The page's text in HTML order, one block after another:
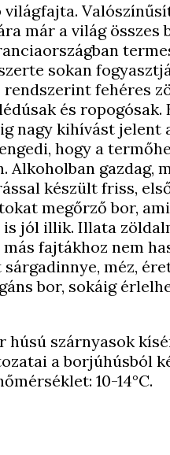
világfajta.
már a világ
sokan
rendszerint fehéres
és ropogósak.
nagy kihívást jelent
hogy a
Alkoholban gazdag,
készült friss,
megőrző bor,
jól illik. Illata
fajtákhoz nem
méz,
bor, sokáig
húsú szárnyasok
a borjúhúsból
10-14°C.